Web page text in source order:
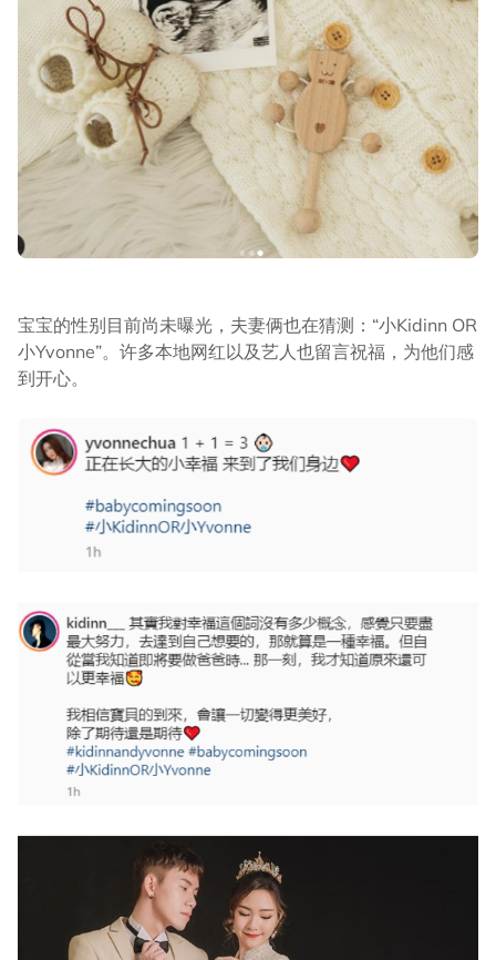
宝宝的性别目前尚未曝光，夫妻俩也在猜测：“小Kidinn OR
小Yvonne”。许多本地网红以及艺人也留言祝福，为他们感
到开心。